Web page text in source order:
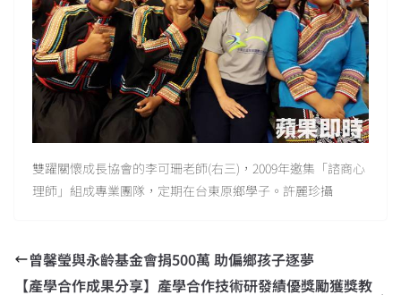
雙躍關懷成長協會的李可珊老師(右三)，2009年邀集「諮商心
理師」組成專業團隊，定期在台東原鄉學子。許麗珍攝
曾馨瑩與永齡基金會捐500萬 助偏鄉孩子逐夢
【產學合作成果分享】產學合作技術研發績優獎勵獲獎教